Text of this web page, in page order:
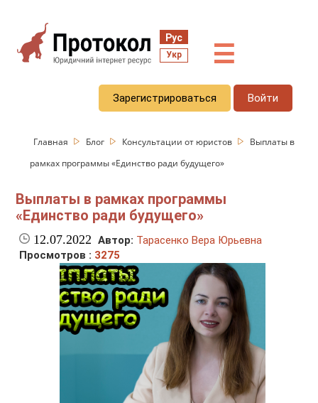
Рус
Укр ☰
Зарегистрироваться Войти
Главная Блог Консультации от юристов
Выплаты в
рамках программы «Единство ради будущего»
Выплаты в рамках программы
«Единство ради будущего»
12.07.2022 Автор: Тарасенко Вера Юрьевна
Просмотров : 3275